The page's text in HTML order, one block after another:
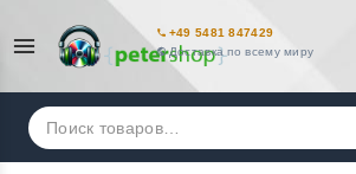
+49 5481 847429
Доставка по всему миру
Искать: